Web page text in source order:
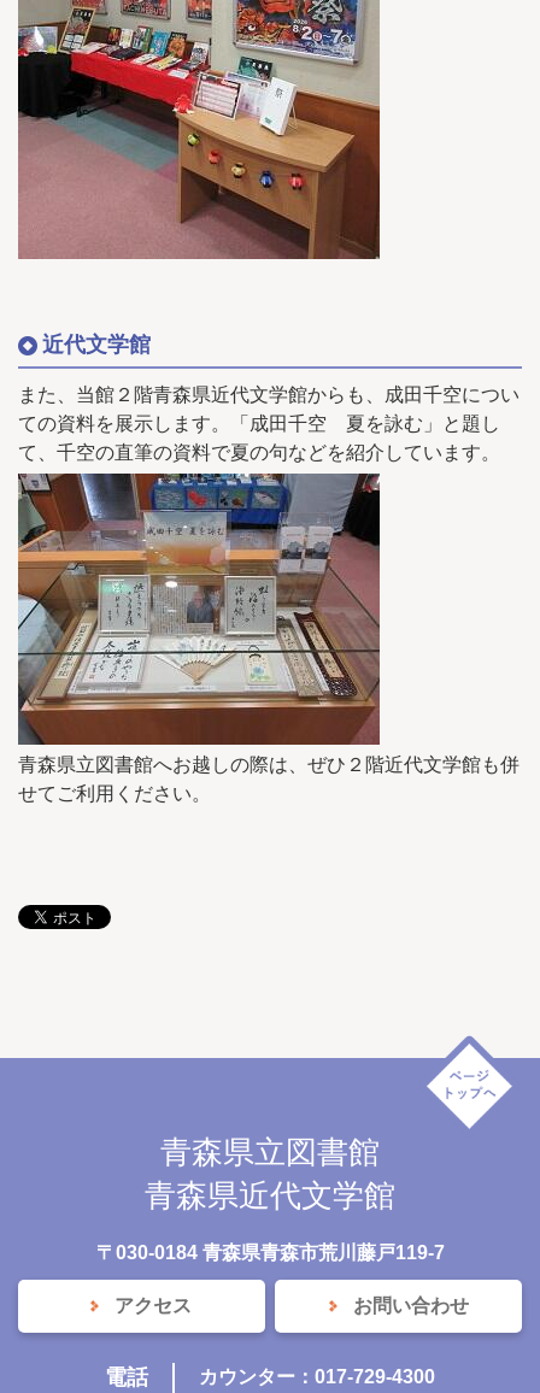
近代文学館
また、当館２階青森県近代文学館からも、成田千空につい
ての資料を展示します。「成田千空 夏を詠む」と題し
て、千空の直筆の資料で夏の句などを紹介しています。
青森県立図書館へお越しの際は、ぜひ２階近代文学館も併
せてご利用ください。
青森県立図書館
青森県近代文学館
〒030-0184 青森県青森市荒川藤戸119-7
アクセス お問い合わせ
電話 カウンター：017-729-4300